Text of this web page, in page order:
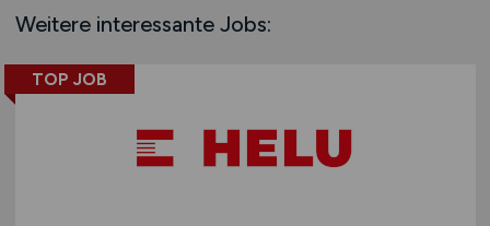
Europa
Weitere interessante Jobs:
TOP JOB